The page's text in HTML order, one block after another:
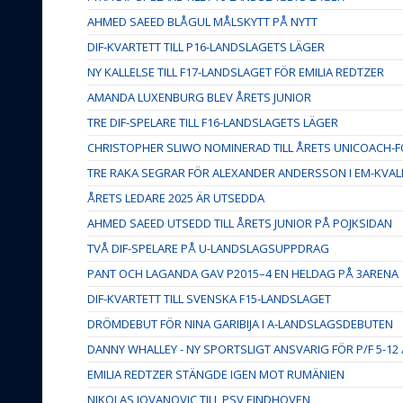
AHMED SAEED BLÅGUL MÅLSKYTT PÅ NYTT
DIF-KVARTETT TILL P16-LANDSLAGETS LÄGER
NY KALLELSE TILL F17-LANDSLAGET FÖR EMILIA REDTZER
AMANDA LUXENBURG BLEV ÅRETS JUNIOR
TRE DIF-SPELARE TILL F16-LANDSLAGETS LÄGER
CHRISTOPHER SLIWO NOMINERAD TILL ÅRETS UNICOACH-
TRE RAKA SEGRAR FÖR ALEXANDER ANDERSSON I EM-
ÅRETS LEDARE 2025 ÄR UTSEDDA
AHMED SAEED UTSEDD TILL ÅRETS JUNIOR PÅ POJKSIDAN
TVÅ DIF-SPELARE PÅ U-LANDSLAGSUPPDRAG
PANT OCH LAGANDA GAV P2015–4 EN HELDAG PÅ 3ARENA
DIF-KVARTETT TILL SVENSKA F15-LANDSLAGET
DRÖMDEBUT FÖR NINA GARIBIJA I A-LANDSLAGSDEBUTEN
DANNY WHALLEY - NY SPORTSLIGT ANSVARIG FÖR P/F 5-12
EMILIA REDTZER STÄNGDE IGEN MOT RUMÄNIEN
NIKOLAS JOVANOVIC TILL PSV EINDHOVEN